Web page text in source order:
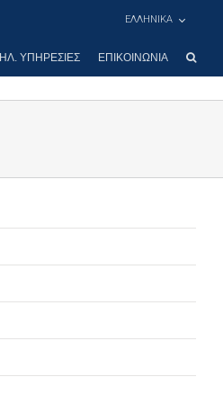
ΕΛΛΗΝΙΚΑ
ΗΛ. ΥΠΗΡΕΣΊΕΣ ΕΠΙΚΟΙΝΩΝΊΑ